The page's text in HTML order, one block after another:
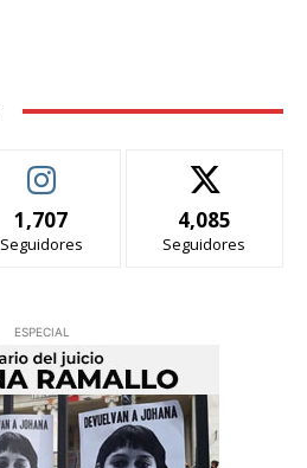
1,707
Seguidores
4,085
Seguidores
ESPECIAL